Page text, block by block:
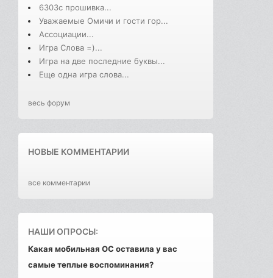
6303с прошивка...
Уважаемые Омичи и гости гор...
Ассоциации...
Игра Слова =)...
Игра на две последние буквы...
Еще одна игра слова...
весь форум
НОВЫЕ КОММЕНТАРИИ
все комментарии
НАШИ ОПРОСЫ:
Какая мобильная ОС оставила у вас
самые теплые воспоминания?